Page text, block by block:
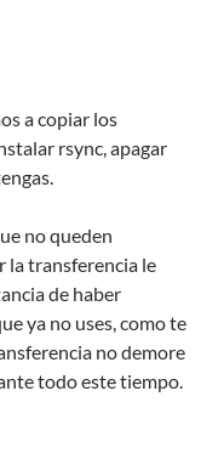
a copiar los
rsync, apagar
no queden
la transferencia le
de haber
ya no uses, como te
no demore
todo este tiempo.